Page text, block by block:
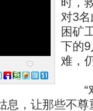
对3
困矿
下的
难，
“对
息，让那些不